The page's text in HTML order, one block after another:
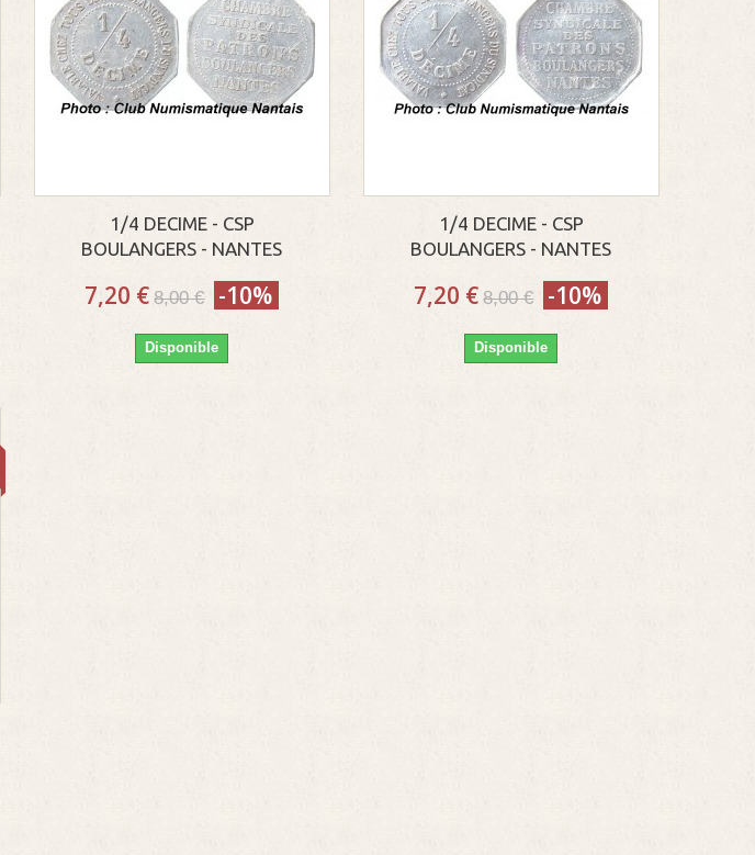
1/4 DECIME - CSP
BOULANGERS - NANTES
7,20 € 8,00 € -10%
Disponible
1/4 DECIME - CSP
BOULANGERS - NANTES
7,20 € 8,00 € -10%
Disponible